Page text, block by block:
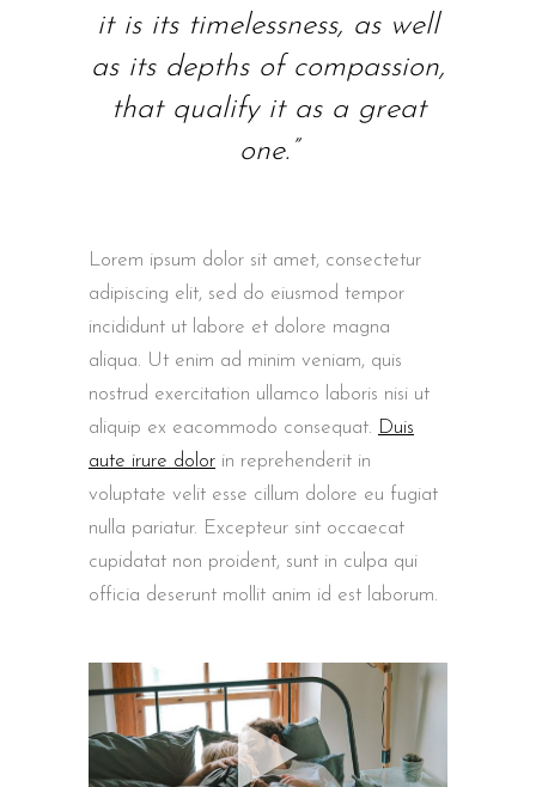
it is its timelessness, as well
as its depths of compassion,
that qualify it as a great
one.”
Lorem ipsum dolor sit amet, consectetur
adipiscing elit, sed do eiusmod tempor
incididunt ut labore et dolore magna
aliqua. Ut enim ad minim veniam, quis
nostrud exercitation ullamco laboris nisi ut
aliquip ex eacommodo consequat. Duis
aute irure dolor in reprehenderit in
voluptate velit esse cillum dolore eu fugiat
nulla pariatur. Excepteur sint occaecat
cupidatat non proident, sunt in culpa qui
officia deserunt mollit anim id est laborum.